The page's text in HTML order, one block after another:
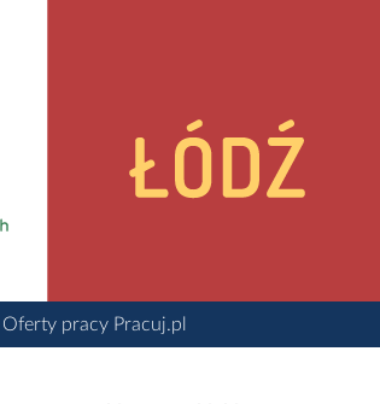
Oferty pracy Pracuj.pl